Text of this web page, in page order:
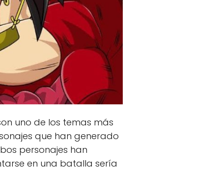
uno de los temas más
que han generado
personajes han
en una batalla sería